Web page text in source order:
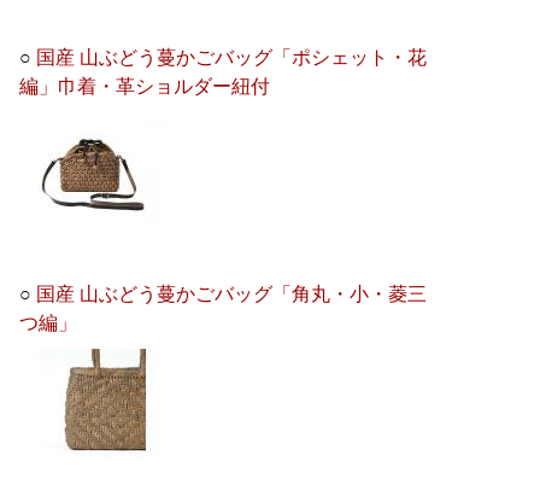
○ 国産 山ぶどう蔓かごバッグ「ポシェット・花
編」巾着・革ショルダー紐付
○ 国産 山ぶどう蔓かごバッグ「角丸・小・菱三
つ編」